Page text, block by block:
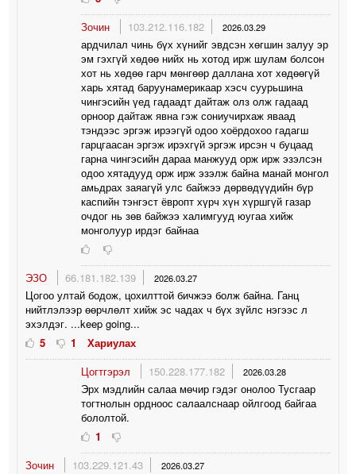
Зочин
103.212.116.182 2026.03.29
ардчилал чинь бүх хүнийг эвдсэн хөгшин залуу эр
эм гэхгүй хөдөө нийх нь хотод ирж шулам болсон
хот нь хөдөө гарч мөнгөөр даллана хот хөдөөгүй
харь хятад баруунамерикаар хэсч суурьшина
чингэсийн үед гадаадт дайтаж олз олж гадаад
орноор дайтаж явна гэж сониучирхаж яваад
тэндээс эргэж ирээгүй одоо хоёрдохоо гадагш
гарцгаасан эргэж ирэхгүй эргэж ирсэн ч буцаад
гарна чингэсийн дараа манжууд орж ирж эзэлсэн
одоо хятадууд орж ирж эзэлж байна манай монгол
амьдрах заяагүй улс байжээ дөрвөдүүдийн бүр
каспийн тэнгэст ёвропт хүрч хүн хүршгүй газар
очдог нь зөв байжээ халимгууд юугаа хийж
монголуур ирдэг байнаа
ЭЗО 66.181.182.139 2026.03.27
Цогоо ултай бодож, цохилттой бичжээ болж байна. Ганц
нийтлэлээр өөрчлөлт хийж эс чадах ч бүх зүйлс нэгээс л
эхэлдэг. ...keep going...
5
1
Хариулах
Цогтгэрэл
150.228.177.182 2026.03.28
Эрх мэдлийн салаа мөчир гэдэг онолоо Тусгаар
тогтнолын ордноос салаалснаар ойлгоод байгаа
бололтой.
1
Зочин
103.229.121.43 2026.03.27